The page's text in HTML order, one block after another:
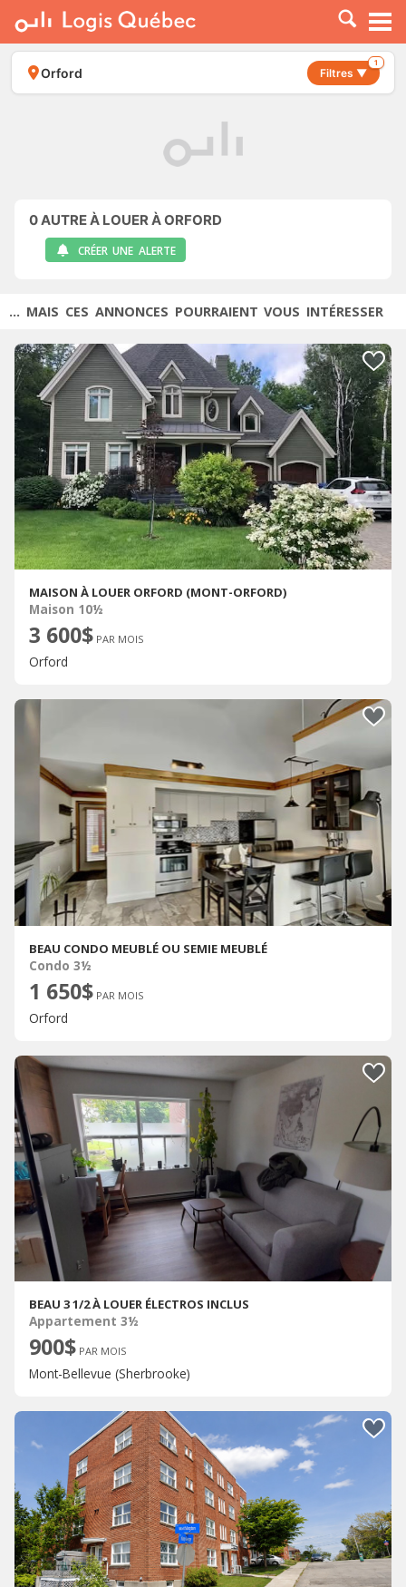
À LOUER
À VENDRE
PLACER UNE ANNONCE
Orford Filtres ▼
1
0AUTRE À LOUER À ORFORD
CRÉER UNE ALERTE
... MAIS CES ANNONCES POURRAIENT VOUS INTÉRESSER
MAISON À LOUER ORFORD (MONT-ORFORD)
Maison 10½
3 600$ PAR MOIS
Orford
BEAU CONDO MEUBLÉ OU SEMIE MEUBLÉ
Condo 3½
1 650$ PAR MOIS
Orford
BEAU 3 1/2 À LOUER ÉLECTROS INCLUS
Appartement 3½
900$ PAR MOIS
Mont-Bellevue (Sherbrooke)